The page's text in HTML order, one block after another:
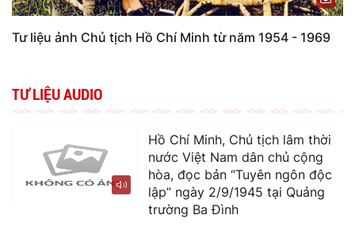
Tư liệu ảnh Chủ tịch Hồ Chí Minh từ năm 1954 - 1969
TƯ LIỆU AUDIO
Hồ Chí Minh, Chủ tịch lâm thời
nước Việt Nam dân chủ cộng
hòa, đọc bản “Tuyên ngôn độc
lập” ngày 2/9/1945 tại Quảng
trường Ba Đình